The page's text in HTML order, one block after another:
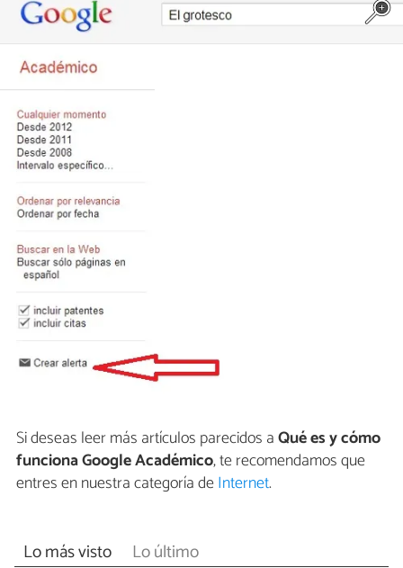
Si deseas leer más artículos parecidos aQué es y cómo
funciona Google Académico, te recomendamos que
entres en nuestra categoría deInternet.
Lo más visto Lo último